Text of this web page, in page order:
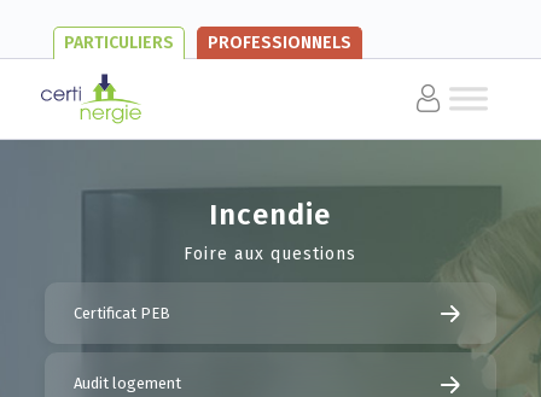
PARTICULIERS PROFESSIONNELS
Incendie
Foire aux questions
Certificat PEB
Audit logement